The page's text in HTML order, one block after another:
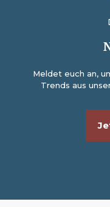
Meldet euch an,
Trends aus